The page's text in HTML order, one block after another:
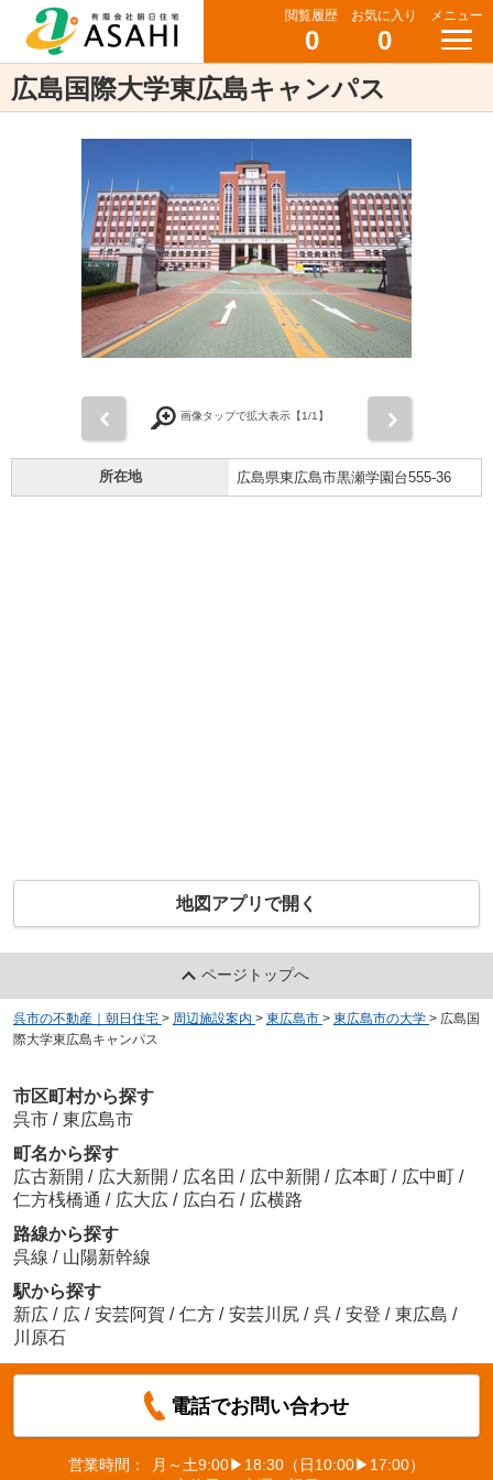
閲覧履歴
0
お気に入り
0
メニュー
広島国際大学東広島キャンパス
画像タップで拡大表示【1/1】
所在地 広島県東広島市黒瀬学園台555-36
地図アプリで開く
ページトップへ
呉市の不動産｜朝日住宅 > 周辺施設案内 > 東広島市 > 東広島市の大学 > 広島国
際大学東広島キャンパス
市区町村から探す
呉市 / 東広島市
町名から探す
広古新開 / 広大新開 / 広名田 / 広中新開 / 広本町 / 広中町 /
仁方桟橋通 / 広大広 / 広白石 / 広横路
路線から探す
呉線 / 山陽新幹線
駅から探す
新広 / 広 / 安芸阿賀 / 仁方 / 安芸川尻 / 呉 / 安登 / 東広島 /
川原石
電話でお問い合わせ
営業時間：
月～土9:00▶18:30（日10:00▶17:00）